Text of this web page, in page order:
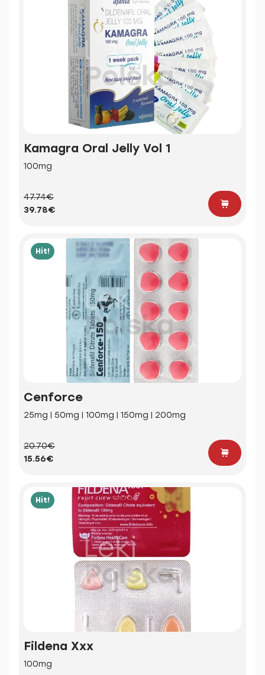
Kamagra Oral Jelly Vol 1
100mg
47.74€
39.78€
Hit!
Cenforce
25mg | 50mg | 100mg | 150mg | 200mg
20.70€
15.56€
Hit!
Fildena Xxx
100mg